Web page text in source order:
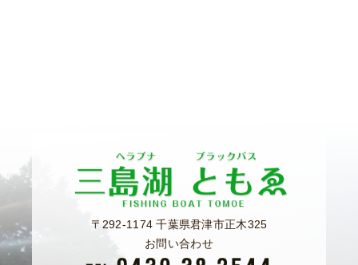
〒292-1174 千葉県君津市正木325
お問い合わせ